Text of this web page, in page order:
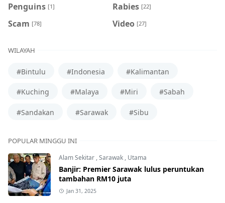
Penguins [1] Rabies [22]
Scam [78] Video [27]
WILAYAH
#Bintulu #Indonesia #Kalimantan
#Kuching #Malaya #Miri #Sabah
#Sandakan #Sarawak #Sibu
POPULAR MINGGU INI
Alam Sekitar ,Sarawak , Utama
Banjir: Premier Sarawak lulus peruntukan
tambahan RM10 juta
Jan 31, 2025